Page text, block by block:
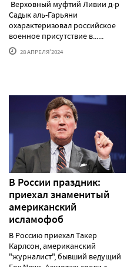
Верховный муфтий Ливии д-р
Садык аль-Гарьяни
охарактеризовал российское
военное присутствие в......
28 АПРЕЛЯ'2024
В России праздник:
приехал знаменитый
американский
исламофоб
В Россию приехал Такер
Карлсон, американский
"журналист", бывший ведущий